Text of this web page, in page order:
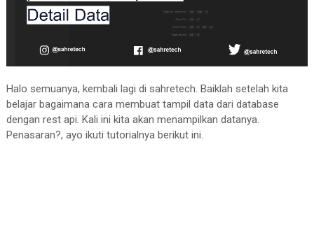
Halo semuanya, kembali lagi di sahretech. Baiklah setelah kita
belajar bagaimana cara membuat tampil data dari database
dengan rest api. Kali ini kita akan menampilkan datanya.
Penasaran?, ayo ikuti tutorialnya berikut ini.